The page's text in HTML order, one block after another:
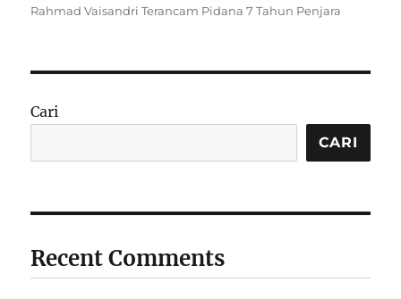
on
Rahmad Vaisandri Terancam Pidana 7 Tahun Penjara
Cari
CARI
Recent Comments